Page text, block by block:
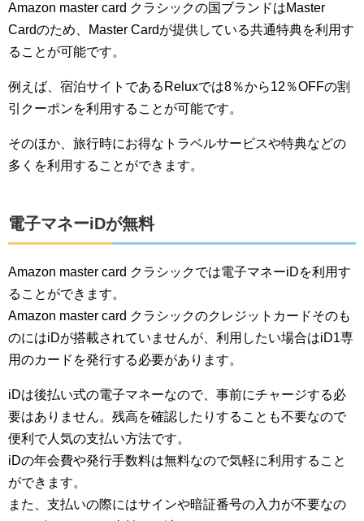
Amazon master card クラシックの国ブランドはMaster
Cardのため、Master Cardが提供している共通特典を利用す
ることが可能です。
例えば、宿泊サイトであるReluxでは8％から12％OFFの割
引クーポンを利用することが可能です。
そのほか、旅行時にお得なトラベルサービスや特典などの
多くを利用することができます。
電子マネーiDが無料
Amazon master card クラシックでは電子マネーiDを利用す
ることができます。
Amazon master card クラシックのクレジットカードそのも
のにはiDが搭載されていませんが、利用したい場合はiD1専
用のカードを発行する必要があります。
iDは後払い式の電子マネーなので、事前にチャージする必
要はありません。残高を確認したりすることも不要なので
便利で人気の支払い方法です。
iDの年会費や発行手数料は無料なので気軽に利用すること
ができます。
また、支払いの際にはサインや暗証番号の入力が不要なの